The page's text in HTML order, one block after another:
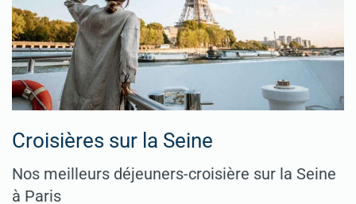
Croisières sur la Seine
Nos meilleurs déjeuners-croisière sur la Seine
à Paris